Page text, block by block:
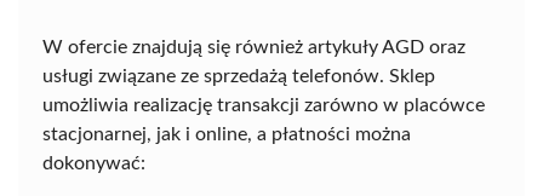
W ofercie znajdują się również artykuły AGD oraz
usługi związane ze sprzedażą telefonów. Sklep
umożliwia realizację transakcji zarówno w placówce
stacjonarnej, jak i online, a płatności można
dokonywać: